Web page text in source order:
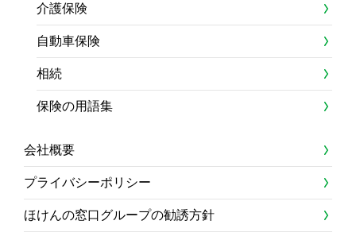
介護保険
自動車保険
相続
保険の用語集
会社概要
プライバシーポリシー
ほけんの窓口グループの勧誘方針